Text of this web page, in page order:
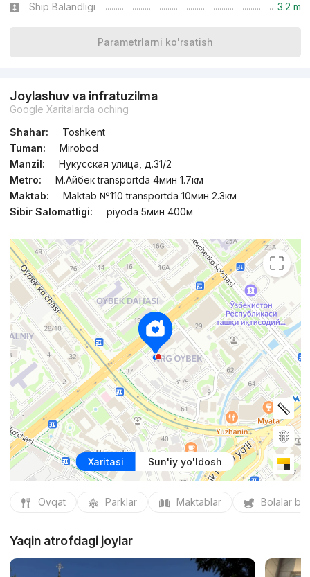
Ship Balandligi
3.2 m
Parametrlarni ko'rsatish
Joylashuv va infratuzilma
Google Xaritalarda oching
Shahar:
Toshkent
Tuman:
Mirobod
Manzil:
Нукусская улица, д.31/2
Metro:
М.Айбек transportda 4мин 1.7км
Maktab:
Maktab №110 transportda 10мин 2.3км
Sibir Salomatligi:
piyoda 5мин 400м
Xaritasi Sun'iy yo'ldosh
Ovqat Parklar Maktablar Bolalar
Yaqin atrofdagi joylar